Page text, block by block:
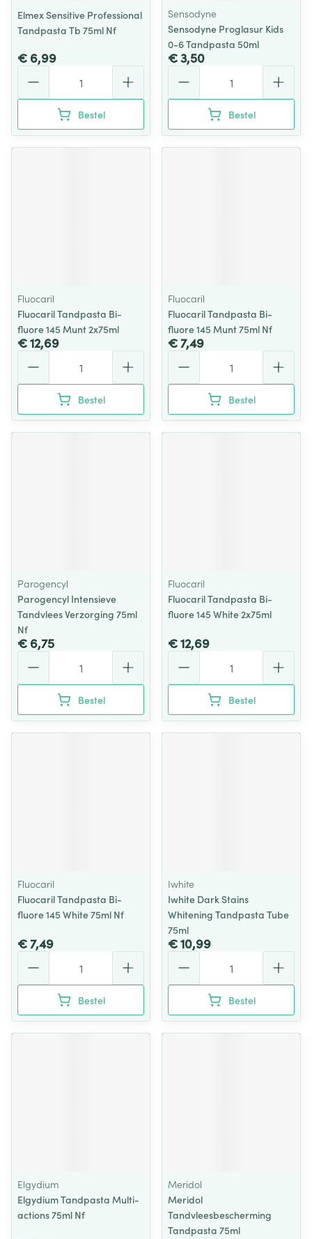
Elmex Sensitive Professional
Tandpasta Tb 75ml Nf
€ 6,99
Bestel
Sensodyne
Sensodyne Proglasur Kids
0-6 Tandpasta 50ml
€ 3,50
Bestel
Fluocaril
Fluocaril Tandpasta Bi-
fluore 145 Munt 2x75ml
€ 12,69
Bestel
Fluocaril
Fluocaril Tandpasta Bi-
fluore 145 Munt 75ml Nf
€ 7,49
Bestel
Parogencyl
Parogencyl Intensieve
Tandvlees Verzorging 75ml
Nf
€ 6,75
Bestel
Fluocaril
Fluocaril Tandpasta Bi-
fluore 145 White 2x75ml
€ 12,69
Bestel
Fluocaril
Fluocaril Tandpasta Bi-
fluore 145 White 75ml Nf
€ 7,49
Bestel
Iwhite
Iwhite Dark Stains
Whitening Tandpasta Tube
75ml
€ 10,99
Bestel
Elgydium
Elgydium Tandpasta Multi-
actions 75ml Nf
Meridol
Meridol
Tandvleesbescherming
Tandpasta 75ml